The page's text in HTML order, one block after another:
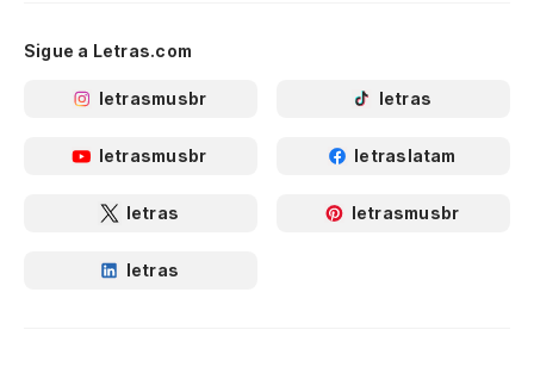
Sigue a Letras.com
letrasmusbr letras
letrasmusbr letraslatam
letras letrasmusbr
letras